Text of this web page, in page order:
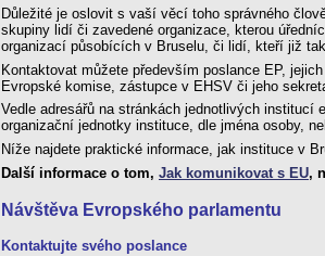
Důležité je oslovit s vaší věcí toho správného
skupiny lidí či zavedené organizace, kterou
organizací působících v Bruselu, či lidí, kteří již
Kontaktovat můžete především poslance EP,
Evropské komise, zástupce v EHSV či jeho
Vedle adresářů na stránkách jednotlivých
organizační jednotky instituce, dle jména osoby,
Níže najdete praktické informace, jak instituce v
Další informace o tom, Jak komunikovat s EU,
Návštěva Evropského parlamentu
Kontaktujte svého poslance